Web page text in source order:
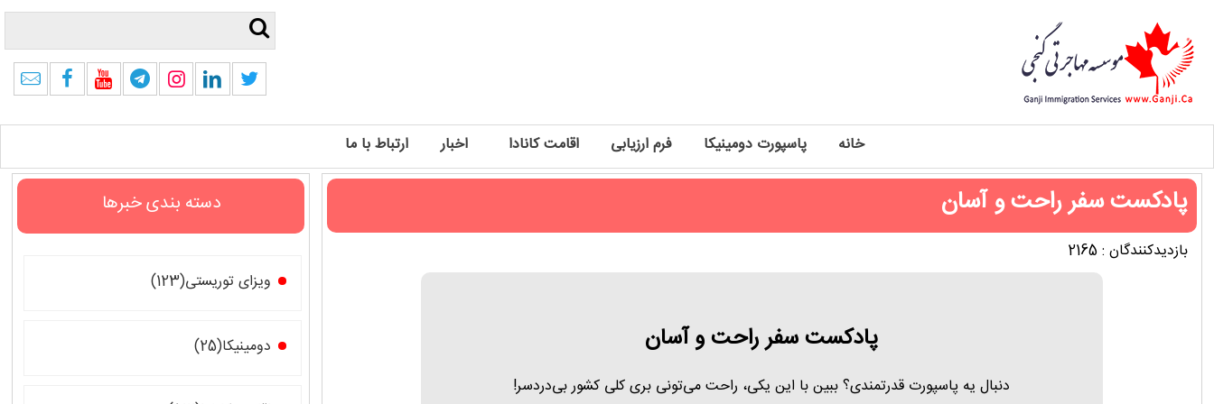
خانه پاسپورت دومینیکا فرم ارزیابی اقامت کانادا اخبار ارتباط با ما
پادکست سفر راحت و آسان
بازدیدکنندگان : 2165
پادکست سفر راحت و آسان
دنبال یه پاسپورت قدرتمندی؟ ببین با این یکی، راحت می‌تونی بری کلی کشور بی‌دردسر!
دسته بندی خبرها
ویزای توریستی(123)
دومینیکا(25)